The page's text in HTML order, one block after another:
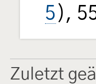
5 ),
Zuletzt